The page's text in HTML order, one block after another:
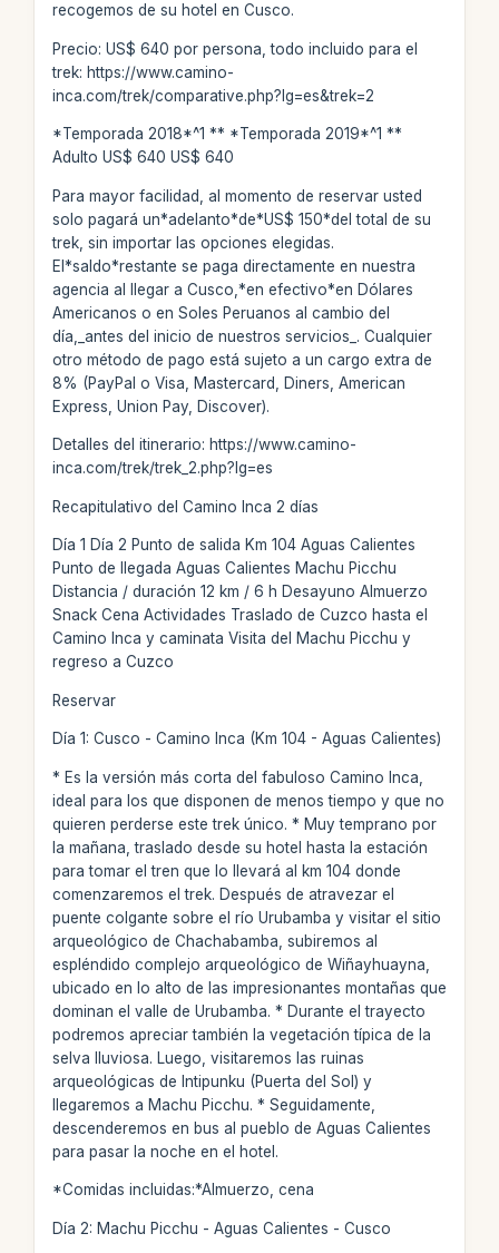
recogemos de su hotel en Cusco.
Precio: US$ 640 por persona, todo incluido para el
trek: https://www.camino-
inca.com/trek/comparative.php?lg=es&trek=2
*Temporada 2018*^1 ** *Temporada 2019*^1 **
Adulto US$ 640 US$ 640
Para mayor facilidad, al momento de reservar usted
solo pagará un*adelanto*de*US$ 150*del total de su
trek, sin importar las opciones elegidas.
El*saldo*restante se paga directamente en nuestra
agencia al llegar a Cusco,*en efectivo*en Dólares
Americanos o en Soles Peruanos al cambio del
día,_antes del inicio de nuestros servicios_. Cualquier
otro método de pago está sujeto a un cargo extra de
8% (PayPal o Visa, Mastercard, Diners, American
Express, Union Pay, Discover).
Detalles del itinerario: https://www.camino-
inca.com/trek/trek_2.php?lg=es
Recapitulativo del Camino Inca 2 días
Día 1 Día 2 Punto de salida Km 104 Aguas Calientes
Punto de llegada Aguas Calientes Machu Picchu
Distancia / duración 12 km / 6 h Desayuno Almuerzo
Snack Cena Actividades Traslado de Cuzco hasta el
Camino Inca y caminata Visita del Machu Picchu y
regreso a Cuzco
Reservar
Día 1: Cusco - Camino Inca (Km 104 - Aguas Calientes)
* Es la versión más corta del fabuloso Camino Inca,
ideal para los que disponen de menos tiempo y que no
quieren perderse este trek único. * Muy temprano por
la mañana, traslado desde su hotel hasta la estación
para tomar el tren que lo llevará al km 104 donde
comenzaremos el trek. Después de atravezar el
puente colgante sobre el río Urubamba y visitar el sitio
arqueológico de Chachabamba, subiremos al
espléndido complejo arqueológico de Wiñayhuayna,
ubicado en lo alto de las impresionantes montañas que
dominan el valle de Urubamba. * Durante el trayecto
podremos apreciar también la vegetación típica de la
selva lluviosa. Luego, visitaremos las ruinas
arqueológicas de Intipunku (Puerta del Sol) y
llegaremos a Machu Picchu. * Seguidamente,
descenderemos en bus al pueblo de Aguas Calientes
para pasar la noche en el hotel.
*Comidas incluidas:*Almuerzo, cena
Día 2: Machu Picchu - Aguas Calientes - Cusco